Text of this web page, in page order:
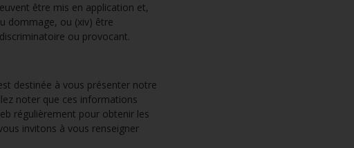
être mis en application et,
dommage, ou (xiv) être
ou provocant.
destinée à vous présenter notre
noter que ces informations
régulièrement pour obtenir les
invitons à vous renseigner